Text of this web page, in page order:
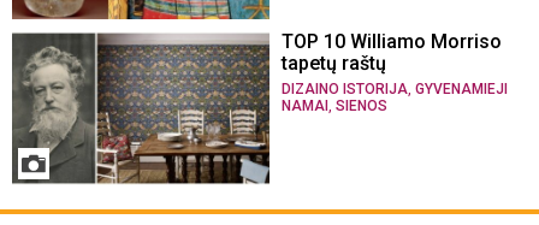
TOP 10 Williamo Morriso
tapetų raštų
DIZAINO ISTORIJA GYVENAMIEJI
NAMAI SIENOS